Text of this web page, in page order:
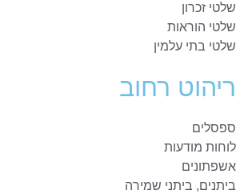
שלטי זכרון
שלטי הוראות
שלטי בתי עלמין
ריהוט רחוב
ספסלים
לוחות מודעות
אשפתונים
ביתנים, ביתני שמירה